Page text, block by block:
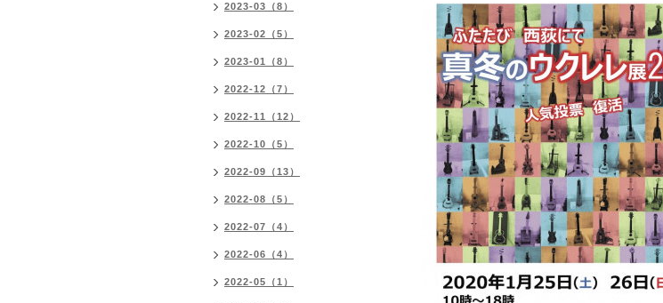
2023-03（8）
2023-02（5）
2023-01（8）
2022-12（7）
2022-11（12）
2022-10（5）
2022-09（13）
2022-08（5）
2022-07（4）
2022-06（4）
2022-05（1）